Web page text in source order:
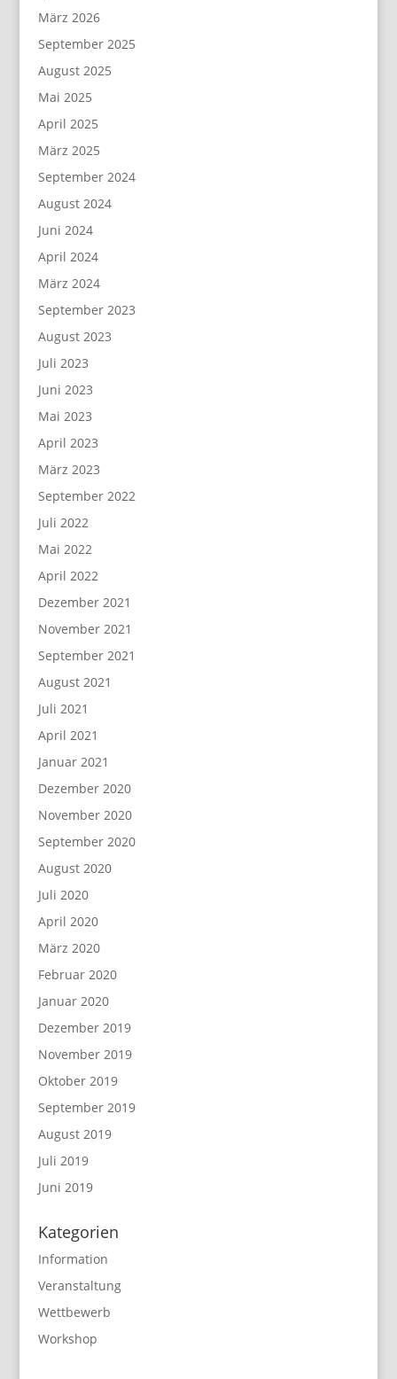
März 2026
September 2025
August 2025
Mai 2025
April 2025
März 2025
September 2024
August 2024
Juni 2024
April 2024
März 2024
September 2023
August 2023
Juli 2023
Juni 2023
Mai 2023
April 2023
März 2023
September 2022
Juli 2022
Mai 2022
April 2022
Dezember 2021
November 2021
September 2021
August 2021
Juli 2021
April 2021
Januar 2021
Dezember 2020
November 2020
September 2020
August 2020
Juli 2020
April 2020
März 2020
Februar 2020
Januar 2020
Dezember 2019
November 2019
Oktober 2019
September 2019
August 2019
Juli 2019
Juni 2019
Kategorien
Information
Veranstaltung
Wettbewerb
Workshop